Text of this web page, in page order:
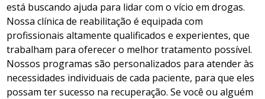
está buscando ajuda para lidar com o vício em drogas.
Nossa clínica de reabilitação é equipada com
profissionais altamente qualificados e experientes, que
trabalham para oferecer o melhor tratamento possível.
Nossos programas são personalizados para atender às
necessidades individuais de cada paciente, para que eles
possam ter sucesso na recuperação. Se você ou alguém